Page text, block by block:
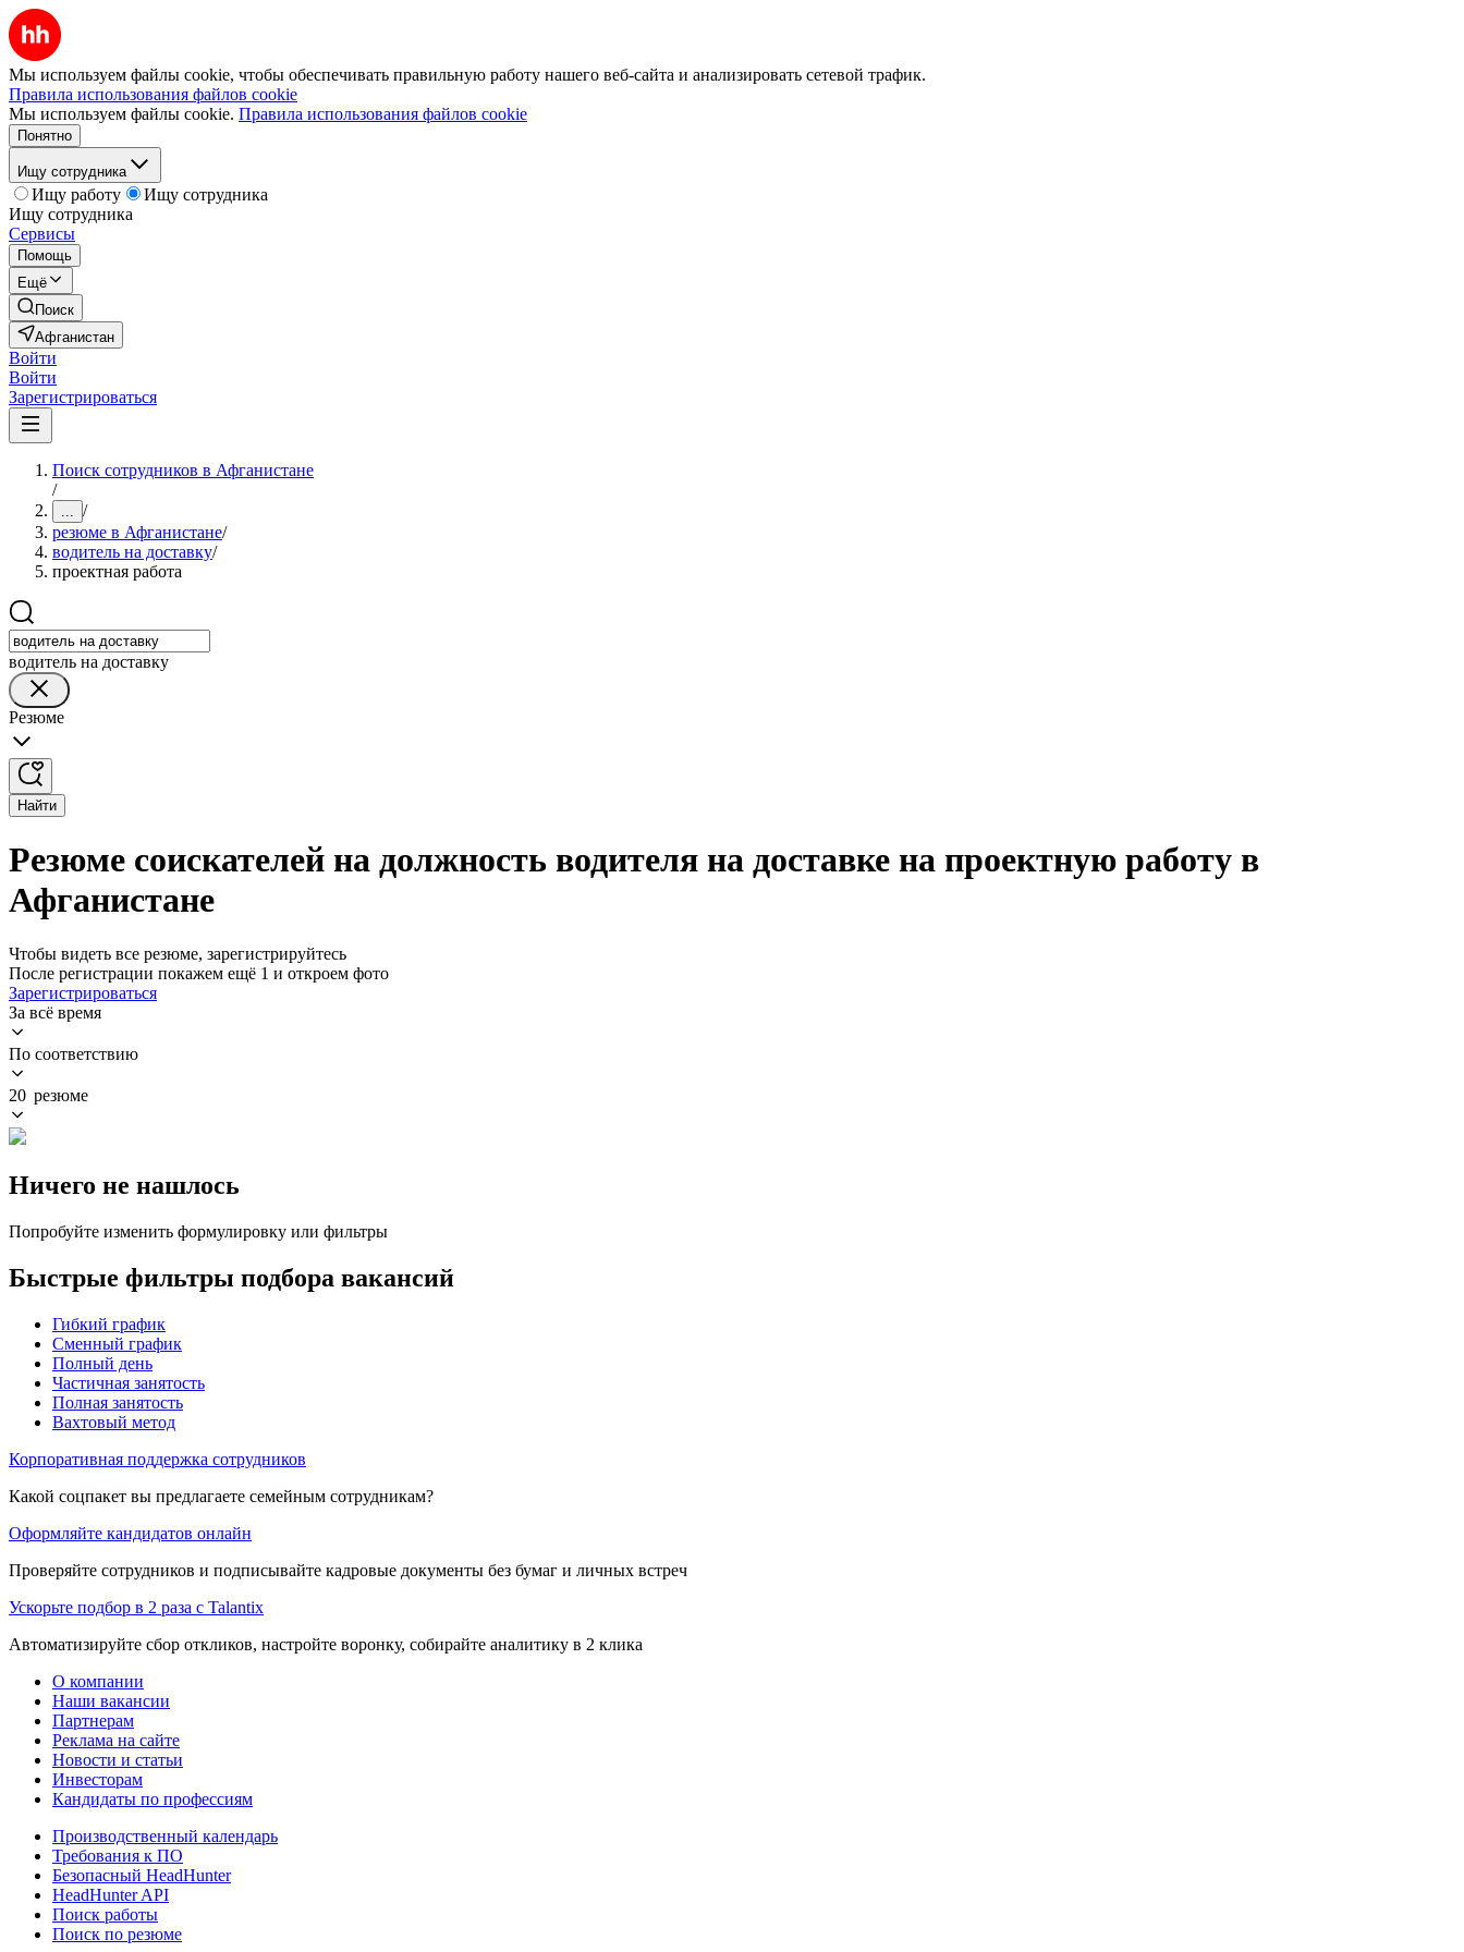
Мы используем файлы cookie, чтобы обеспечивать правильную работу нашего веб-сайта и анализировать сетевой трафик.
Правила использования файлов cookie
Мы используем файлы cookie. Правила использования файлов cookie
Понятно
Ищу сотрудника
Ищу работу
Ищу сотрудника
Ищу сотрудника
Сервисы
Помощь
Ещё
Поиск
Афганистан
Войти
Войти
Зарегистрироваться
Поиск сотрудников в Афганистане
/
... /
резюме в Афганистане/
водитель на доставку/
проектная работа
водитель на доставку
Резюме
Найти
Резюме соискателей на должность водителя на доставке на проектную работу в
Афганистане
Чтобы видеть все резюме, зарегистрируйтесь
После регистрации покажем ещё 1 и откроем фото
Зарегистрироваться
За всё время
По соответствию
20 резюме
Ничего не нашлось
Попробуйте изменить формулировку или фильтры
Быстрые фильтры подбора вакансий
Гибкий график
Сменный график
Полный день
Частичная занятость
Полная занятость
Вахтовый метод
Корпоративная поддержка сотрудников
Какой соцпакет вы предлагаете семейным сотрудникам?
Оформляйте кандидатов онлайн
Проверяйте сотрудников и подписывайте кадровые документы без бумаг и личных встреч
Ускорьте подбор в 2 раза с Talantix
Автоматизируйте сбор откликов, настройте воронку, собирайте аналитику в 2 клика
О компании
Наши вакансии
Партнерам
Реклама на сайте
Новости и статьи
Инвесторам
Кандидаты по профессиям
Производственный календарь
Требования к ПО
Безопасный HeadHunter
HeadHunter API
Поиск работы
Поиск по резюме